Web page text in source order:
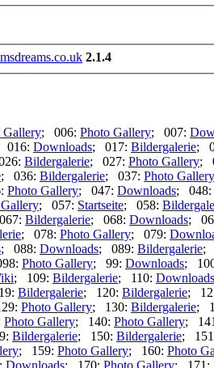
2.1.4
Gallery; 006: Photo Gallery; 007:
016: Downloads; 017: Bildergalerie;
Bildergalerie; 027: Photo Gallery;
; 036: Bildergalerie; 037: Photo Gallery
Photo Gallery; 047: Downloads; 048:
; 057: Startseite; 058:
Bildergalerie; 068: Downloads;
; 078: Photo Gallery; 079:
; 088: Downloads; 089: Bildergalerie;
Photo Gallery; 99: Downloads;
; 109: Bildergalerie; 110: Downloads
Bildergalerie; 120: Bildergalerie;
Photo Gallery; 130: Bildergalerie;
Photo Gallery; 140: Photo Gallery;
Bildergalerie; 150: Bildergalerie;
; 159: Photo Gallery; 160: Photo
Downloads; 170: Photo Gallery; 171: